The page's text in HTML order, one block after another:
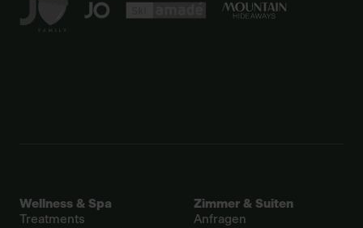
Wellness & Spa
Treatments
Zimmer & Suiten
Anfragen